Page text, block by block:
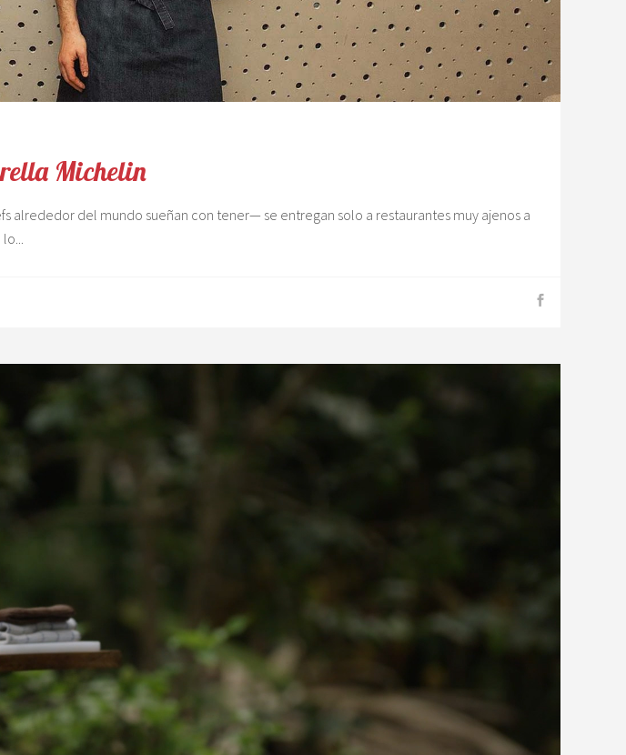
Michelin
del mundo sueñan con tener— se entregan solo a restaurantes muy ajenos a
lo